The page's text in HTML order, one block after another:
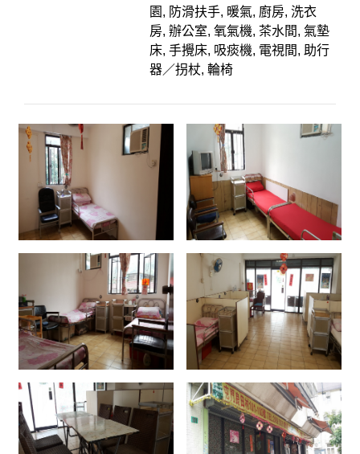
園, 防滑扶手, 暖氣, 廚房, 洗衣
房, 辦公室, 氧氣機, 茶水間, 氣墊
床, 手攪床, 吸痰機, 電視間, 助行
器／拐杖, 輪椅